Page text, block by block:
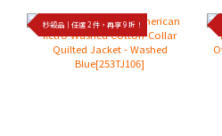
秒殺品｜任選 2 件，再享 9 折！